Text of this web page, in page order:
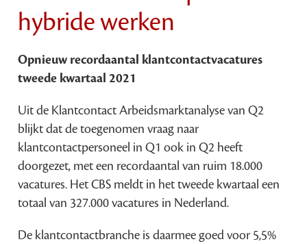
hybride werken
Opnieuw recordaantal klantcontactvacatures
tweede kwartaal 2021
Uit de Klantcontact Arbeidsmarktanalyse van Q2
blijkt dat de toegenomen vraag naar
klantcontactpersoneel in Q1 ook in Q2 heeft
doorgezet, met een recordaantal van ruim 18.000
vacatures. Het CBS meldt in het tweede kwartaal een
totaal van 327.000 vacatures in Nederland.
De klantcontactbranche is daarmee goed voor 5,5%